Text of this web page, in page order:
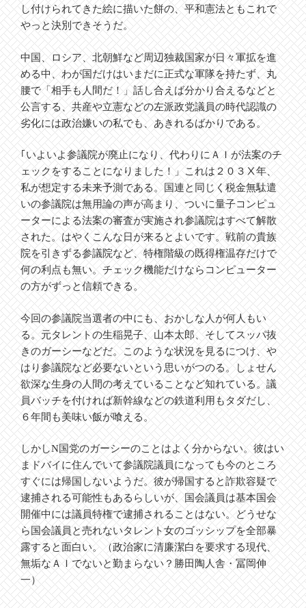
し付けられてきた絵に描いた餅の、平和憲法ともこれで
やっと決別できそうだ。
中国、ロシア、北朝鮮など周辺独裁国家が日々軍拡を進
める中、わが国だけはいまだに正式な軍隊を持たず、丸
腰で「相手も人間だ！」話し合えば分かり合えるなどと
公言する、共産や立憲などの左派政党議員の時代認識の
劣化には政治嫌いの私でも、あきれるばかりである。
｢いよいよ参議院が廃止になり、代わりにＡＩが法案のチ
ェックをすることになりました！」これは２０３Ⅹ年、
私が想定する未来予測である。国連と同じく税金無駄遣
いの参議院は無用論の声が高まり、ついに量子コンピュ
ーターによる法案の審査が実施され参議院はすべて解散
された。はやくこんな日が来るとよいです。戦前の貴族
院を引きずる参議院など、特権階級の既得権温存だけで
何の利点も無い。チェック機能だけならコンピューター
の方がずっと信頼できる。
今回の参議院当選者の中にも、おかしな人が何人もい
る。元タレントの生稲晃子、山本太郎、そしてスッパ抜
きのガーシーなどだ。このような状況を見るにつけ、や
はり参議院など必要ないという思いがつのる。しょせん
欲深な生身の人間の考えていることなど知れている。議
員バッチを付ければ新幹線などの鉄道利用もタダだし、
６年間も美味い飯が喰える。
しかしN国党のガーシーのことはよく分からない。彼はい
まドバイに住んでいて参議院議員になっても今のところ
すぐには帰国しないようだ。彼が帰国すると詐欺容疑で
逮捕される可能性もあるらしいが、国会議員は基本国会
開催中には議員特権で逮捕されることはない。どうせな
ら国会議員と売れないタレント女のゴッシップを全部暴
露すると面白い。（政治家に清廉潔白を要求する現代、
無垢なＡＩでないと勤まらない？勝田陶人舎・冨岡伸
一）